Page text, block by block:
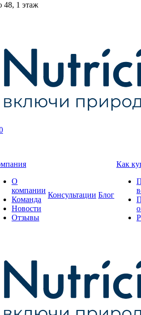
48, 1 этаж
О
компании
Команда
Новости
Отзывы
Консультации Блог
Как